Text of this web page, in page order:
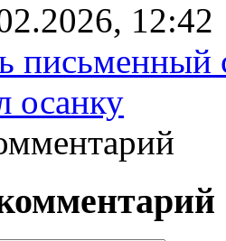
12:42
письменный
осанку